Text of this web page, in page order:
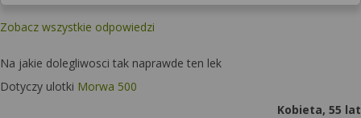
Zobacz wszystkie odpowiedzi
Na jakie dolegliwosci tak naprawde ten lek
Dotyczy ulotki Morwa 500
Kobieta, 55 lat